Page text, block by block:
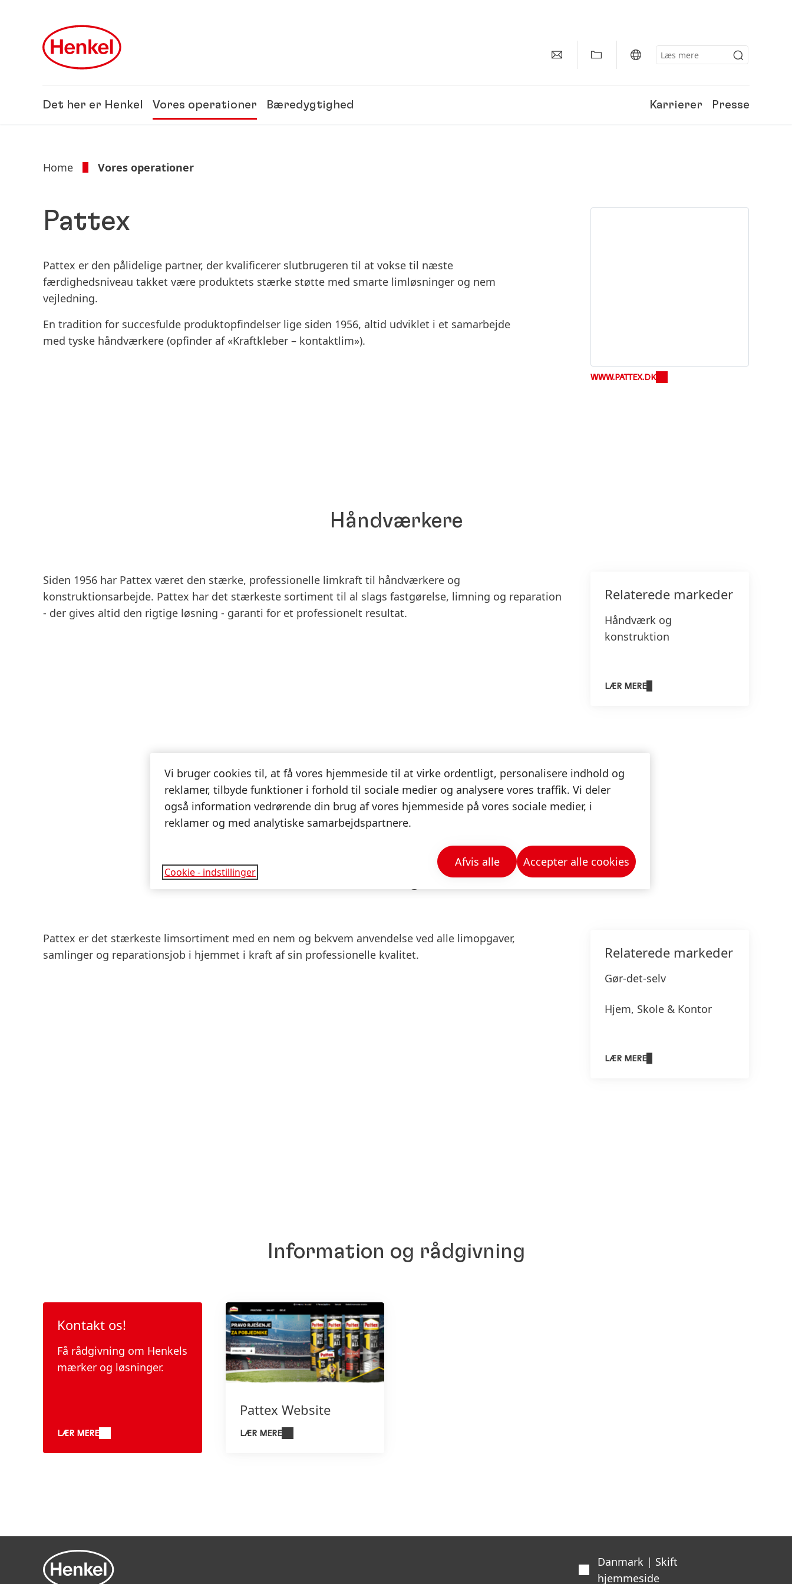
Det her er Henkel
Henkel forvandler vi forandringer til
muligheder og fremmer innovation,
Vores operationer Bæredygtighed Karrierer Presse
Home Vores operationer
Pattex
Pattex er den pålidelige partner, der kvalificerer slutbrugeren til at vokse til næste
færdighedsniveau takket være produktets stærke støtte med smarte limløsninger og nem
vejledning.
En tradition for succesfulde produktopfindelser lige siden 1956, altid udviklet i et samarbejde
med tyske håndværkere (opfinder af «Kraftkleber – kontaktlim»).
WWW.PATTEX.DK
Håndværkere
Siden 1956 har Pattex været den stærke, professionelle limkraft til håndværkere og
konstruktionsarbejde. Pattex har det stærkeste sortiment til al slags fastgørelse, limning og reparation
- der gives altid den rigtige løsning - garanti for et professionelt resultat.
Relaterede markeder
Håndværk og
konstruktion
LÆR MERE
Forbrugere
Pattex er det stærkeste limsortiment med en nem og bekvem anvendelse ved alle limopgaver,
samlinger og reparationsjob i hjemmet i kraft af sin professionelle kvalitet.
Relaterede markeder
Gør-det-selv
Hjem, Skole & Kontor
LÆR MERE
Information og rådgivning
Kontakt os!
Få rådgivning om Henkels
mærker og løsninger.
LÆR MERE
Pattex Website
LÆR MERE
Danmark | Skift
hjemmeside
Vi bruger cookies til, at få vores hjemmeside til at virke ordentligt, personalisere indhold og
reklamer, tilbyde funktioner i forhold til sociale medier og analysere vores traffik. Vi deler
også information vedrørende din brug af vores hjemmeside på vores sociale medier, i
reklamer og med analytiske samarbejdspartnere.
Cookie - indstillinger
Afvis alle Accepter alle cookies